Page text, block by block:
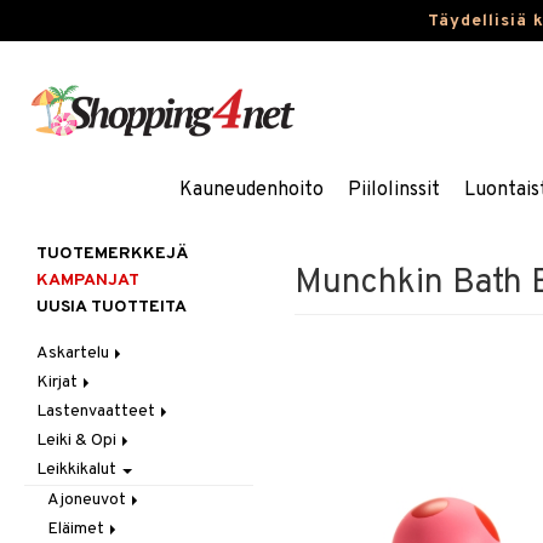
Täydellisiä
Kauneudenhoito Piilolinssit
Munchkin Bath
TUOTEMERKKEJÄ
KAMPANJAT
UUSIA TUOTTEITA
Askartelu
Askartelumateriaalit
Askartelusetti
Helmet
Koulutarvikkeet
Muovailuvaha
Piirrä ja maalaa
Kirjat
Askartelukirjat
Maalauskirjat
Päiväkirjat
Lastenvaatteet
Alaosat
Leggingsit
Alusvaatteet & Sukat
Kengät
Mekot
Leiki & Opi
Opetuslelut
Oppimispelit
Soittimet
Leikkikalut
Ajoneuvot
Autoradat
Eläimet